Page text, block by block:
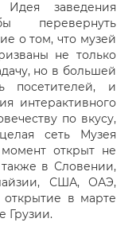
заведения
перевернуть
о том, что музей
не только
но в большей
посетителей, и
интерактивного
по вкусу,
сеть Музея
открыт не
в Словении,
США, ОАЭ,
в марте
Грузии.